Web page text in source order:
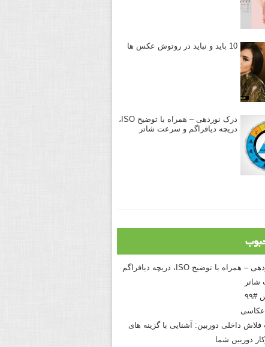
10 باید و نباید در روتوش عکس ها
درک نوردهی – همراه با توضیح ISO،
دریچه دیافراگم و سرعت شاتر
درک نوردهی – همراه با توضیح ISO، دریچه دیافراگم
عکاسی
فلاش داخلی دوربین: آشنایی با گزینه های
دوربین شما